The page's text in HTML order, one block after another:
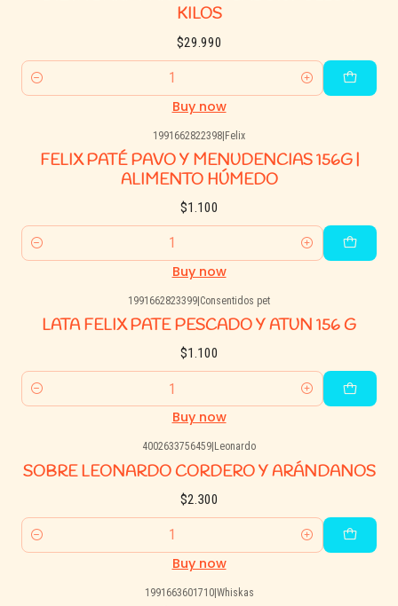
KILOS
$29.990
Quantity
Buy now
1991662822398|Felix
FELIX PATÉ PAVO Y MENUDENCIAS 156G |
ALIMENTO HÚMEDO
$1.100
Quantity
Buy now
1991662823399 Consentidos pet
LATA FELIX PATE PESCADO Y ATUN 156 G
$1.100
Quantity
Buy now
4002633756459 Leonardo
SOBRE LEONARDO CORDERO Y ARÁNDANOS
$2.300
Quantity
Buy now
1991663601710|Whiskas